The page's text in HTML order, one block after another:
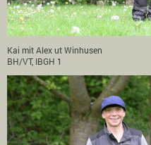
Kai mit Alex ut Winhusen
BH/VT, IBGH 1